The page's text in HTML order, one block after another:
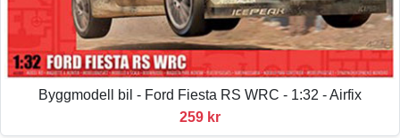
Byggmodell bil - Ford Fiesta RS WRC - 1:32 - Airfix
259 kr